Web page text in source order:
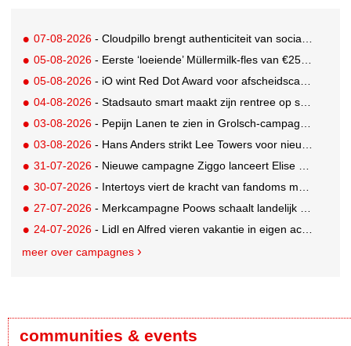
07-08-2026 - Cloudpillo brengt authenticiteit van social naar tv
05-08-2026 - Eerste ‘loeiende’ Müllermilk-fles van €25.000,- gevonden
05-08-2026 - iO wint Red Dot Award voor afscheidscampagne Peter Houtman bij Feyenoord
04-08-2026 - Stadsauto smart maakt zijn rentree op straat met een wereldwijde muurschilderingcampagne
03-08-2026 - Pepijn Lanen te zien in Grolsch-campagne voor nieuwe Grolsch CAL
03-08-2026 - Hans Anders strikt Lee Towers voor nieuwe campagne
31-07-2026 - Nieuwe campagne Ziggo lanceert Elise Schaap als expert over de Nederlandse voetbalbeleving
30-07-2026 - Intertoys viert de kracht van fandoms met nieuwe social media campagne rondom Olivia Rodrigo
27-07-2026 - Merkcampagne Poows schaalt landelijk op met gerichte Out of Home strategie
24-07-2026 - Lidl en Alfred vieren vakantie in eigen achtertuin
meer over campagnes
communities & events